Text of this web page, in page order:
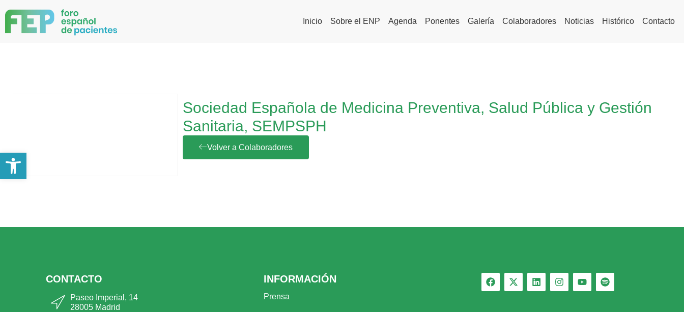
Inicio Sobre el ENP Agenda Ponentes Galería Colaboradores Noticias Histórico Contacto
Sociedad Española de Medicina Preventiva, Salud Pública y Gestión
Sanitaria, SEMPSPH
Volver a Colaboradores
CONTACTO
Paseo Imperial, 14
28005 Madrid
INFORMACIÓN
Prensa
Abrir barra de herramientas